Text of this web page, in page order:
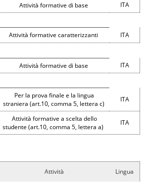
Attività formative di base ITA
Attività formative caratterizzanti ITA
Attività formative di base ITA
Per la prova finale e la lingua
straniera (art.10, comma 5, lettera c)
ITA
Attività formative a scelta dello
studente (art.10, comma 5, lettera a)
ITA
Attività Lingua